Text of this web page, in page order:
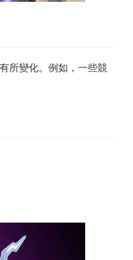
所變化。例如，一些競